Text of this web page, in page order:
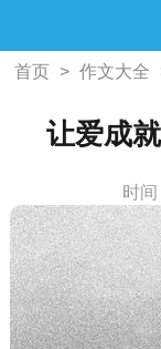
首页 > 作文大全
让爱成
时